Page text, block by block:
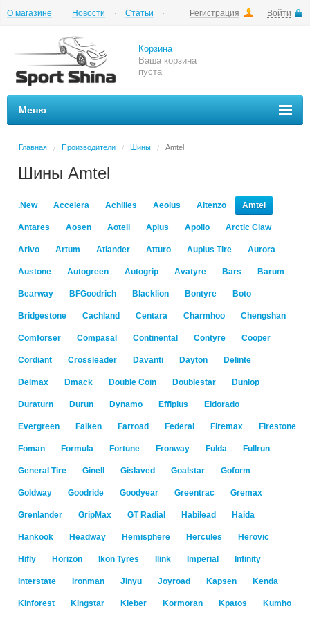
Регистрация Войти
О магазине Новости
Статьи
Корзина
Ваша корзина
пуста
Меню
Главная / Производители / Шины / Amtel
Шины Amtel
.New Accelera Achilles Aeolus Altenzo Amtel
Antares Aosen Aoteli Aplus Apollo Arctic Claw
Arivo Artum Atlander Atturo Auplus Tire Aurora
Austone Autogreen Autogrip Avatyre Bars Barum
Bearway BFGoodrich Blacklion Bontyre Boto
Bridgestone Cachland Centara Charmhoo Chengshan
Comforser Compasal Continental Contyre Cooper
Cordiant Crossleader Davanti Dayton Delinte
Delmax Dmack Double Coin Doublestar Dunlop
Duraturn Durun Dynamo Effiplus Eldorado
Evergreen Falken Farroad Federal Firemax Firestone
Foman Formula Fortune Fronway Fulda Fullrun
General Tire Ginell Gislaved Goalstar Goform
Goldway Goodride Goodyear Greentrac Gremax
Grenlander GripMax GT Radial Habilead Haida
Hankook Headway Hemisphere Hercules Herovic
Hifly Horizon Ikon Tyres Ilink Imperial Infinity
Interstate Ironman Jinyu Joyroad Kapsen Kenda
Kinforest Kingstar Kleber Kormoran Kpatos Kumho